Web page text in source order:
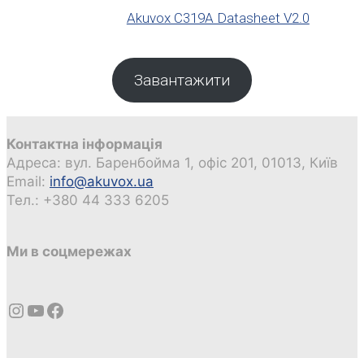
Akuvox C319A Datasheet V2.0
Завантажити
Контактна інформація
Адреса: вул. Баренбойма 1, офіс 201, 01013, Київ
Email: info@akuvox.ua
Тел.: +380 44 333 6205
Ми в соцмережах
Instagram
YouTube
Facebook